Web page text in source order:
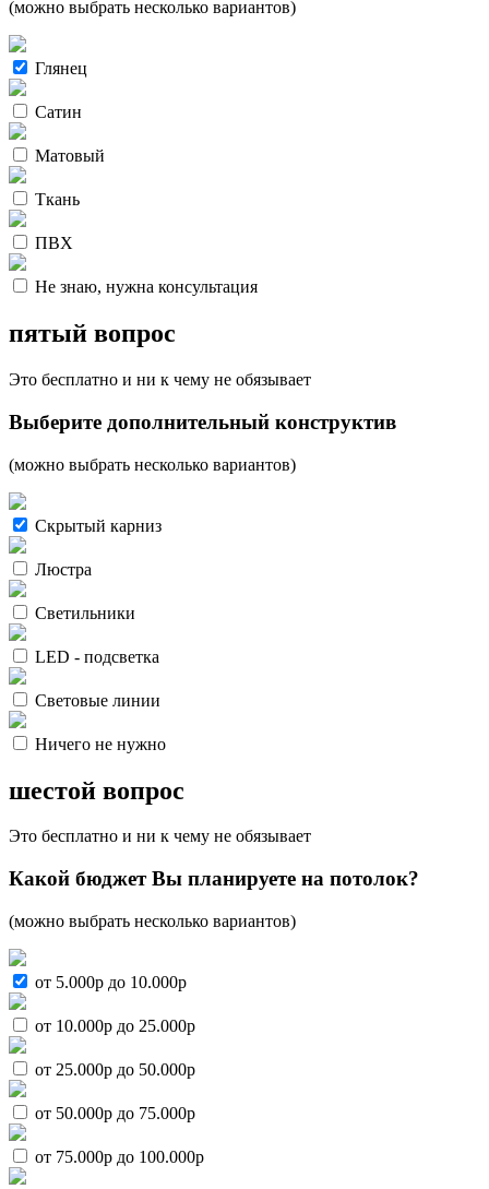
(можно выбрать несколько вариантов)
Глянец
Сатин
Матовый
Ткань
ПВХ
Не знаю, нужна консультация
пятый вопрос
Это бесплатно и ни к чему не обязывает
Выберите дополнительный конструктив
(можно выбрать несколько вариантов)
Скрытый карниз
Люстра
Светильники
LED - подсветка
Световые линии
Ничего не нужно
шестой вопрос
Это бесплатно и ни к чему не обязывает
Какой бюджет Вы планируете на потолок?
(можно выбрать несколько вариантов)
от 5.000р до 10.000р
от 10.000р до 25.000р
от 25.000р до 50.000р
от 50.000р до 75.000р
от 75.000р до 100.000р